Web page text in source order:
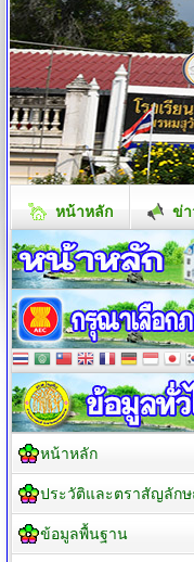
หน้าหลัก ข่
หน้าหลัก
ประวัติและตราสัญลัก
ข้อมูลพื้นฐาน